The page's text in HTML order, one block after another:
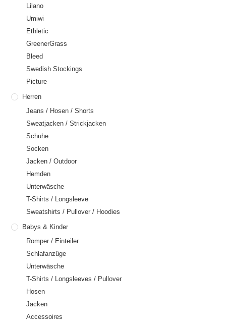
Lilano
Umiwi
Ethletic
GreenerGrass
Bleed
Swedish Stockings
Picture
Herren
Jeans / Hosen / Shorts
Sweatjacken / Strickjacken
Schuhe
Socken
Jacken / Outdoor
Hemden
Unterwäsche
T-Shirts / Longsleeve
Sweatshirts / Pullover / Hoodies
Babys & Kinder
Romper / Einteiler
Schlafanzüge
Unterwäsche
T-Shirts / Longsleeves / Pullover
Hosen
Jacken
Accessoires